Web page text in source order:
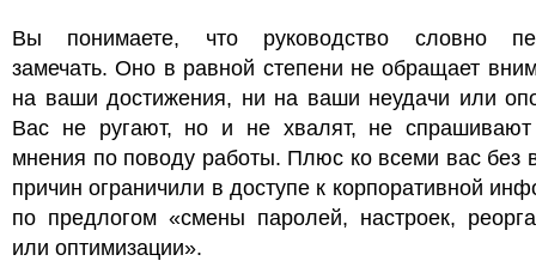
Вы понимаете, что руководство словно
замечать. Оно в равной степени не обращает
на ваши достижения, ни на ваши неудачи или
Вас не ругают, но и не хвалят, не
мнения по поводу работы. Плюс ко всеми вас без
причин ограничили в доступе к корпоративной
по предлогом «смены паролей, настроек,
или оптимизации».